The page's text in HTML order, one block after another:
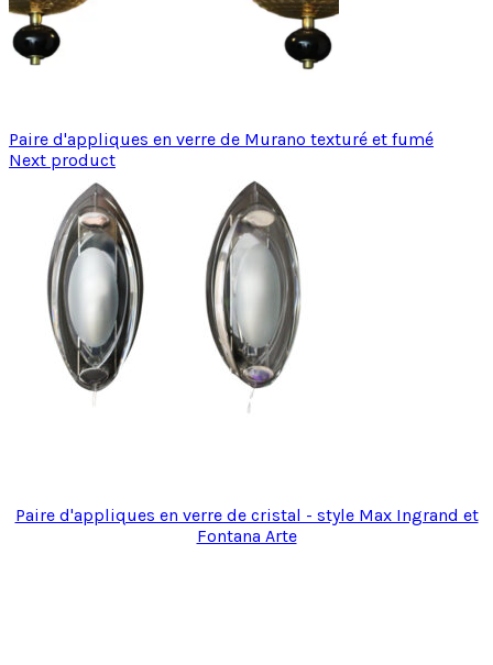
Paire d'appliques en verre de Murano texturé et fumé
Next product
Paire d'appliques en verre de cristal - style Max Ingrand et
Fontana Arte